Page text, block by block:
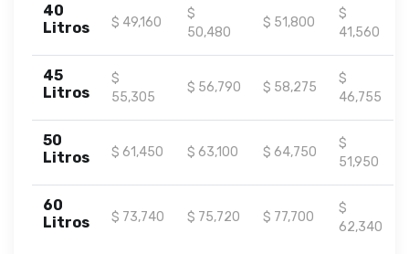
40
Litros
$ 49,160
$
50,480
$ 51,800
$
41,560
45
Litros
$
55,305
$ 56,790 $ 58,275
$
46,755
50
Litros
$ 61,450 $ 63,100 $ 64,750
$
51,950
60
Litros
$ 73,740 $ 75,720 $ 77,700
$
62,340